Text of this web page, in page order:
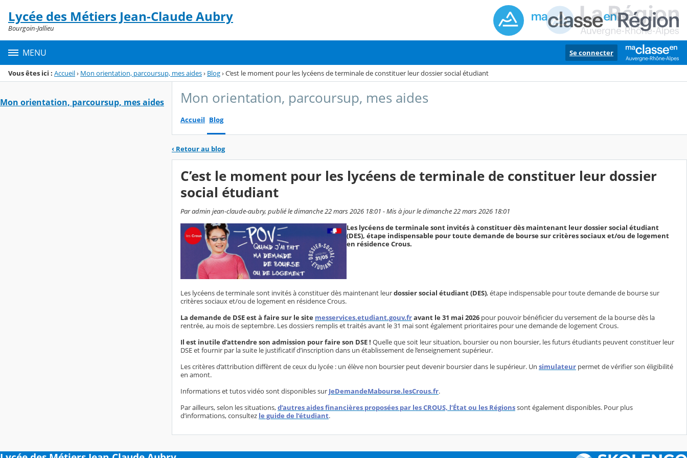
Menu de la rubrique
Contenu
Lycée des Métiers Jean-Claude Aubry
Bourgoin-Jallieu
MENU Se connecter
Vous êtes ici : Accueil› Mon orientation, parcoursup, mes aides› Blog›C’est le moment pour les lycéens de terminale de constituer leur dossier social étudiant
Mon orientation, parcoursup, mes aides Mon orientation, parcoursup, mes aides
Accueil Blog
‹ Retour au blog
C’est le moment pour les lycéens de terminale de constituer leur dossier
social étudiant
Par admin jean-claude-aubry, publié le dimanche 22 mars 2026 18:01 - Mis à jour le dimanche 22 mars 2026 18:01
Les lycéens de terminale sont invités à constituer dès maintenant leur dossier social étudiant
(DES), étape indispensable pour toute demande de bourse sur critères sociaux et/ou de logement
en résidence Crous.
Les lycéens de terminale sont invités à constituer dès maintenant leurdossier social étudiant (DES), étape indispensable pour toute demande de bourse sur
critères sociaux et/ou de logement en résidence Crous.
La demande de DSE est à faire sur le site messervices.etudiant.gouv.fravant le 31 mai 2026 pour pouvoir bénéficier du versement de la bourse dès la
rentrée, au mois de septembre. Les dossiers remplis et traités avant le 31 mai sont également prioritaires pour une demande de logement Crous.
Il est inutile d’attendre son admission pour faire son DSE ! Quelle que soit leur situation, boursier ou non boursier, les futurs étudiants peuvent constituer leur
DSE et fournir par la suite le justificatif d’inscription dans un établissement de l’enseignement supérieur.
Les critères d’attribution diffèrent de ceux du lycée : un élève non boursier peut devenir boursier dans le supérieur. Un simulateur permet de vérifier son éligibilité
en amont.
Informations et tutos vidéo sont disponibles sur JeDemandeMabourse.lesCrous.fr.
Par ailleurs, selon les situations,d’autres aides financières proposées par les CROUS, l’État ou les Régionssont également disponibles. Pour plus
d’informations, consultez le guide de l’étudiant.